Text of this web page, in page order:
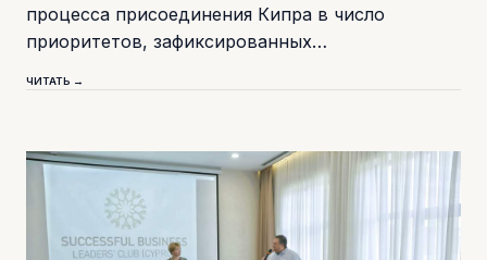
процесса присоединения Кипра в число
приоритетов, зафиксированных…
ЧИТАТЬ →